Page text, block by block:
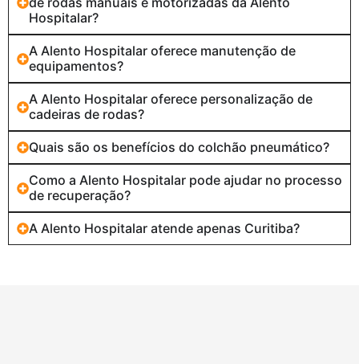
Hospitalar?
A Alento Hospitalar oferece manutenção de
equipamentos?
A Alento Hospitalar oferece personalização de
cadeiras de rodas?
Quais são os benefícios do colchão pneumático?
Como a Alento Hospitalar pode ajudar no processo
de recuperação?
A Alento Hospitalar atende apenas Curitiba?